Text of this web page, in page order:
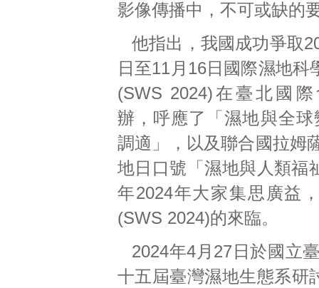
影像傳播中，不可或缺的
他指出，我國成功爭取
日至11月16日國際濕地科
(SWS 2024)在臺北國
辦，呼應了「濕地與全
調適」，以及聯合國拉姆
地日口號「濕地與人類福
年2024年大家集思廣益
(SWS 2024)的來臨。
2024年4月27日於國立
十五屆臺灣濕地生態系研